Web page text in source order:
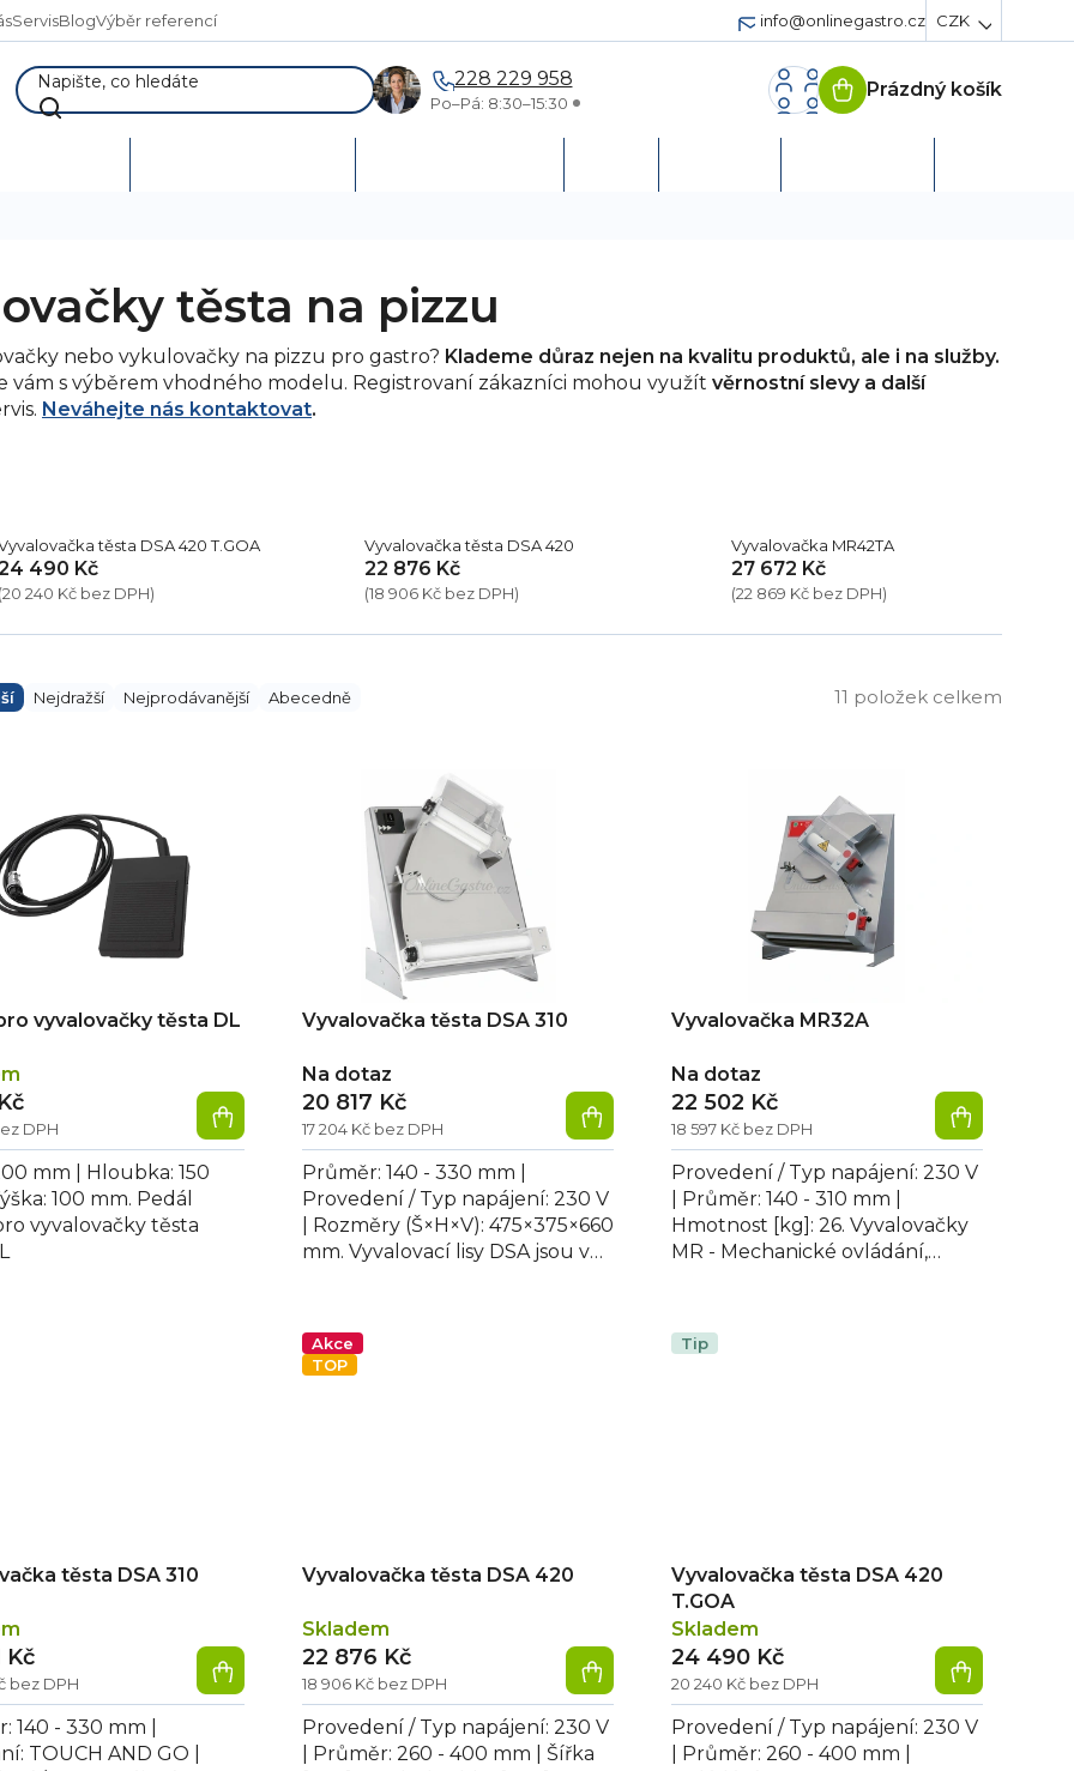
ServisBlogVýběr referencí info@onlinegastro.cz CZK
228 229 958
Po–Pá: 8:30–15:30
Nákupní
Prázdný košík
těsta na pizzu
nebo vykulovačky na pizzu pro gastro? Klademe důraz nejen na kvalitu produktů, ale i na služby.
vám s výběrem vhodného modelu. Registrovaní zákazníci mohou využít věrnostní slevy a další
Neváhejte nás kontaktovat.
těsta DSA 420 T.GOA
490 Kč
(20 240 Kč bez DPH)
Vyvalovačka těsta DSA 420
22 876 Kč
(18 906 Kč bez DPH)
Vyvalovačka MR42TA
27 672 Kč
(22 869 Kč bez DPH)
Nejdražší Nejprodávanější Abecedně 11 položek celkem
vyvalovačky těsta DL
DPH
mm | Hloubka: 150
100 mm. Pedál
vyvalovačky těsta
Vyvalovačka těsta DSA 310
Na dotaz
17 204 Kč bez DPH
20 817 Kč
Průměr: 140 - 330 mm |
Provedení / Typ napájení: 230 V
| Rozměry (Š×H×V): 475×375×660
mm. Vyvalovací lisy DSA jsou v
Vyvalovačka MR32A
Na dotaz
18 597 Kč bez DPH
22 502 Kč
Provedení / Typ napájení: 230 V
| Průměr: 140 - 310 mm |
Hmotnost [kg]: 26. Vyvalovačky
MR - Mechanické ovládání,
těsta DSA 310
bez DPH
Kč
140 - 330 mm |
TOUCH AND GO |
Akce
TOP
Vyvalovačka těsta DSA 420
Skladem
18 906 Kč bez DPH
22 876 Kč
Provedení / Typ napájení: 230 V
| Průměr: 260 - 400 mm | Šířka
Tip
Vyvalovačka těsta DSA 420
T.GOA
Skladem
20 240 Kč bez DPH
24 490 Kč
Provedení / Typ napájení: 230 V
| Průměr: 260 - 400 mm |